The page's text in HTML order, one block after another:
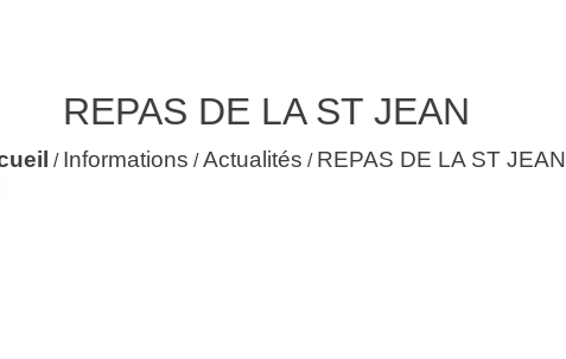
REPAS DE LA ST JEAN
/ Informations /Actualités / REPAS DE LA ST JEAN